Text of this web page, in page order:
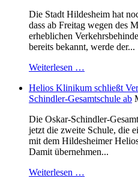
Die Stadt Hildesheim hat
dass ab Freitag wegen des
erheblichen
bereits bekannt, werde der...
Weiterlesen …
Helios Klinikum schließt
Schindler-Gesamtschule ab
Die Oskar-Schindler-
jetzt die zweite Schule, die
mit dem Hildesheimer
Damit übernehmen...
Weiterlesen …